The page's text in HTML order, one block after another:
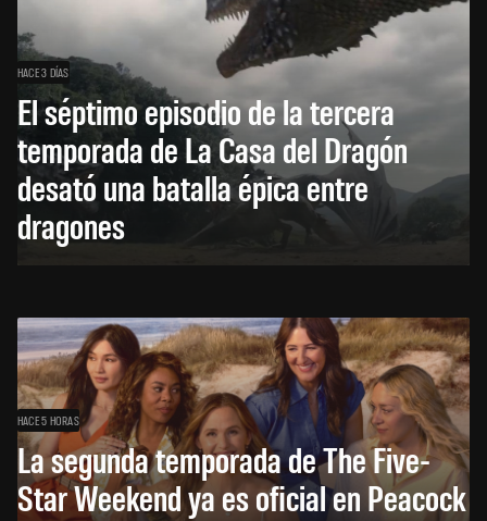
HACE 3 DÍAS
El séptimo episodio de la tercera
temporada de La Casa del Dragón
desató una batalla épica entre
dragones
HACE 5 HORAS
La segunda temporada de The Five-
Star Weekend ya es oficial en Peacock